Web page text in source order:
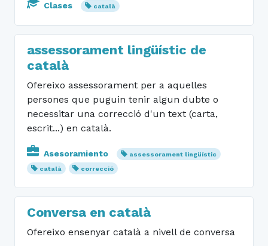
Clases català
assessorament lingüístic de
català
Ofereixo assessorament per a aquelles
persones que puguin tenir algun dubte o
necessitar una correcció d'un text (carta,
escrit...) en català.
Asesoramiento
assessorament lingüístic
català
correcció
Conversa en català
Ofereixo ensenyar català a nivell de conversa